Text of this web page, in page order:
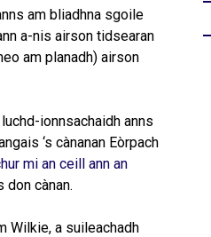
am bliadhna sgoile
a-nis airson tidsearan
am planadh) airson
ionnsachaidh anns
‘s cànanan Eòrpach
mi an ceill ann an
don cànan.
Wilkie, a suileachadh